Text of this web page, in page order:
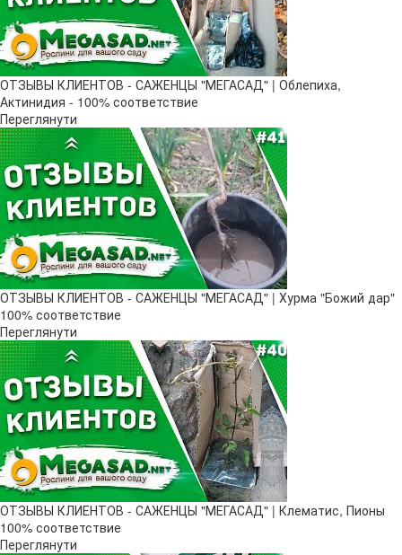
ОТЗЫВЫ КЛИЕНТОВ - САЖЕНЦЫ "МЕГАСАД" | Облепиха,
Актинидия - 100% соответствие
Переглянути
ОТЗЫВЫ КЛИЕНТОВ - САЖЕНЦЫ "МЕГАСАД" | Хурма "Божий дар" ​
100% соответствие
Переглянути
ОТЗЫВЫ КЛИЕНТОВ - САЖЕНЦЫ "МЕГАСАД" | Клематис, Пионы
100% соответствие
Переглянути